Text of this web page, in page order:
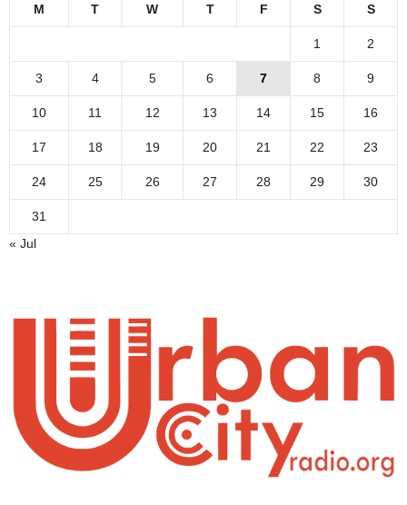
M T W T F S S
1 2
3 4 5 6 7 8 9
10 11 12 13 14 15 16
17 18 19 20 21 22 23
24 25 26 27 28 29 30
31
« Jul